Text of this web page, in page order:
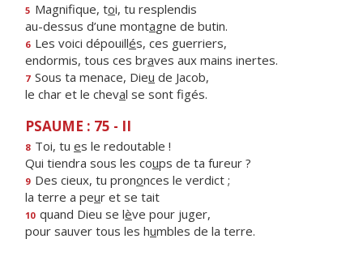
5 Magnifique, toi, tu resplendis
au-dessus d’une montagne de butin.
6 Les voici dépouillés, ces guerriers,
endormis, tous ces braves aux mains inertes.
7 Sous ta menace, Dieu de Jacob,
le char et le cheval se sont figés.
PSAUME : 75 - II
8 Toi, tu es le redoutable !
Qui tiendra sous les coups de ta fureur ?
9 Des cieux, tu prononces le verdict ;
la terre a peur et se tait
10 quand Dieu se lève pour juger,
pour sauver tous les humbles de la terre.